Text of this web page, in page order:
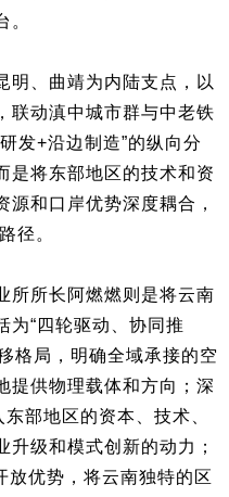
。
明、曲靖为内陆支点，以
联动滇中城市群与中老铁
发+沿边制造”的纵向分
是将东部地区的技术和资
和口岸优势深度耦合，
径。
所所长阿燃燃则是将云南
为“四轮驱动、协同推
格局，明确全域承接的空
提供物理载体和方向；深
部地区的资本、技术、
级和模式创新的动力；
放优势，将云南独特的区